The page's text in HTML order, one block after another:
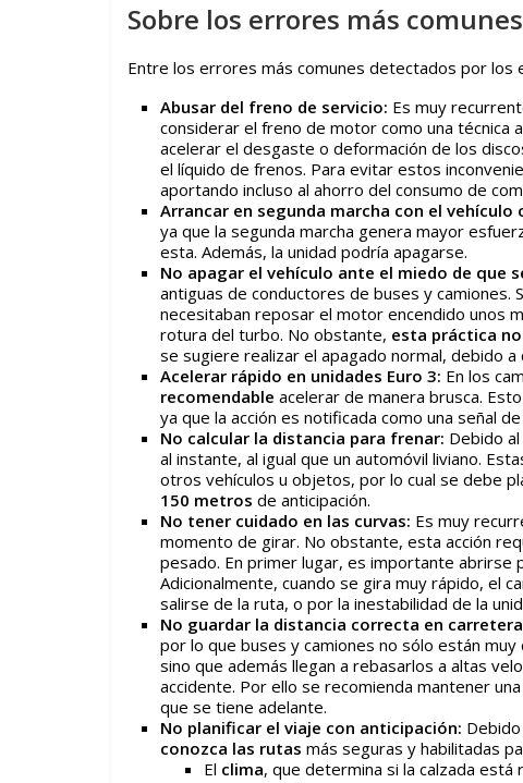
Sobre los errores más comunes
Entre los errores más comunes detectados por los
Abusar del freno de servicio: Es muy
considerar el freno de motor como una técnica
acelerar el desgaste o deformación de los
el líquido de frenos. Para evitar estos
aportando incluso al ahorro del consumo de
Arrancar en segunda marcha con el vehículo
ya que la segunda marcha genera mayor
esta. Además, la unidad podría apagarse.
No apagar el vehículo ante el miedo de que
antiguas de conductores de buses y camiones.
necesitaban reposar el motor encendido unos
rotura del turbo. No obstante, esta práctica
se sugiere realizar el apagado normal, debido
Acelerar rápido en unidades Euro 3: En los
recomendable acelerar de manera brusca.
ya que la acción es notificada como una señal
No calcular la distancia para frenar: Debido al
al instante, al igual que un automóvil liviano.
otros vehículos u objetos, por lo cual se debe
150 metros de anticipación.
No tener cuidado en las curvas: Es muy
momento de girar. No obstante, esta acción
pesado. En primer lugar, es importante abrirse
Adicionalmente, cuando se gira muy rápido, el
salirse de la ruta, o por la inestabilidad de la
No guardar la distancia correcta en carretera
por lo que buses y camiones no sólo están
sino que además llegan a rebasarlos a altas
accidente. Por ello se recomienda mantener
que se tiene adelante.
No planificar el viaje con anticipación:
conozca las rutas más seguras y habilitadas
El clima, que determina si la calzada está